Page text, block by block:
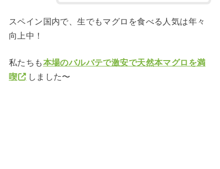
スペイン国内で、生でもマグロを食べる人気は年々
向上中！
私たちも本場のバルバテで激安で天然本マグロを満
喫
しました〜